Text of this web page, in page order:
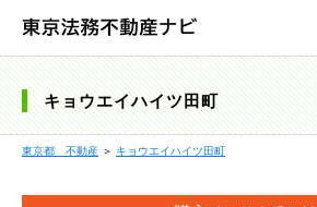
キョウエイハイツ田町
東京都 不動産 ＞ キョウエイハイツ田町